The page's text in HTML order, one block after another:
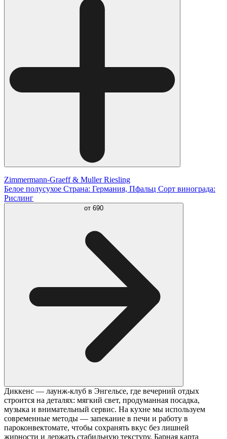
Zimmermann-Graeff & Muller Riesling
Белое полусухое Страна: Германия, Пфальц Сорт винограда:
Рислинг
от 690
Диккенс — лаунж-клуб в Энгельсе, где вечерний отдых
строится на деталях: мягкий свет, продуманная посадка,
музыка и внимательный сервис. На кухне мы используем
современные методы — запекание в печи и работу в
пароконвектомате, чтобы сохранять вкус без лишней
жирности и держать стабильную текстуру. Барная карта